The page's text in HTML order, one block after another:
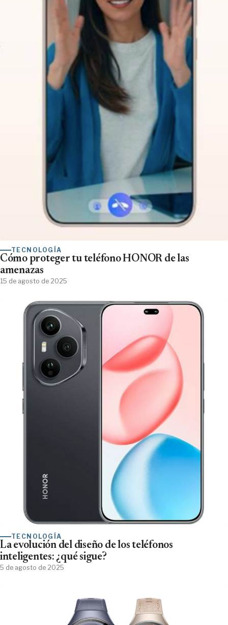
TECNOLOGÍA
Cómo proteger tu teléfono HONOR de las
amenazas
15 de agosto de 2025
TECNOLOGÍA
La evolución del diseño de los teléfonos
inteligentes: ¿qué sigue?
5 de agosto de 2025